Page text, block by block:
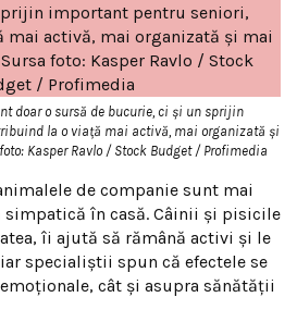
doar o sursă de bucurie, ci și un sprijin
la o viață mai activă, mai organizată și
Kasper Ravlo / Stock Budget / Profimedia
de companie sunt mai
în casă. Câinii și pisicile
îi ajută să rămână activi și le
specialiștii spun că efectele se
cât și asupra sănătății